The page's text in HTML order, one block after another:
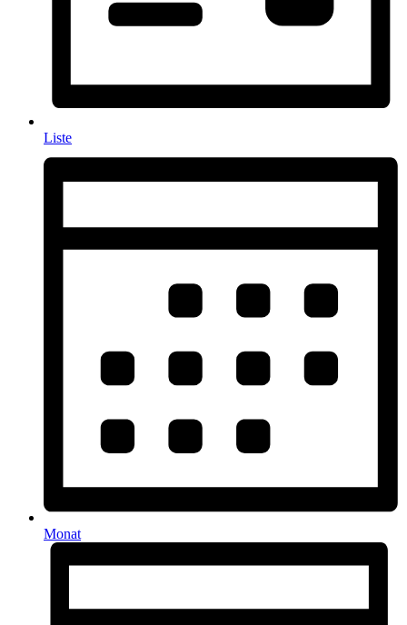
Liste
Monat